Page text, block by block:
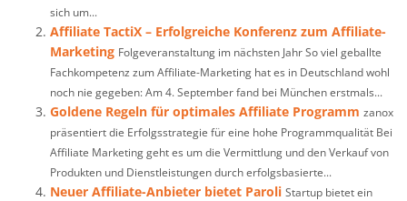
sich um...
Affiliate TactiX – Erfolgreiche Konferenz zum Affiliate-
Marketing Folgeveranstaltung im nächsten Jahr So viel geballte
Fachkompetenz zum Affiliate-Marketing hat es in Deutschland wohl
noch nie gegeben: Am 4. September fand bei München erstmals...
Goldene Regeln für optimales Affiliate Programm zanox
präsentiert die Erfolgsstrategie für eine hohe Programmqualität Bei
Affiliate Marketing geht es um die Vermittlung und den Verkauf von
Produkten und Dienstleistungen durch erfolgsbasierte...
Neuer Affiliate-Anbieter bietet Paroli Startup bietet ein